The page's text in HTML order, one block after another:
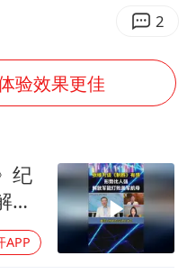
单横滨冠军赛全军覆没
名创优品回应女子吐槽内裤质量差
日本试射“战斧”导弹，国防部回应
开新局
2
验效果更佳
纪
放
APP